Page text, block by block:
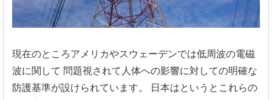
現在のところアメリカやスウェーデンでは低周波の電磁
波に関して 問題視されて人体への影響に対しての明確な
防護基準が設けられています。
日本はというとこれらの